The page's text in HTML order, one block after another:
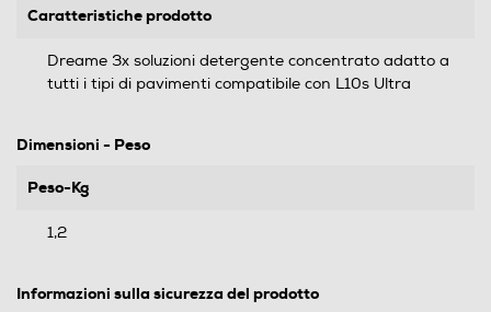
Caratteristiche prodotto
Dreame 3x soluzioni detergente concentrato adatto a
tutti i tipi di pavimenti compatibile con L10s Ultra
Dimensioni - Peso
Peso-Kg
1,2
Informazioni sulla sicurezza del prodotto